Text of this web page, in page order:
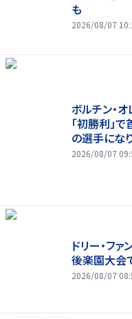
も
2026/08/07
ボルチン・
「初勝利」
の選手にな
2026/08/07
ドリー・ファ
後楽園大会
2026/08/07